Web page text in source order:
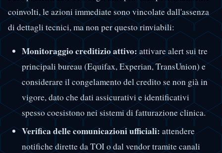
coinvolti, le azioni immediate sono vincolate dall'assenza
di dettagli tecnici, ma non per questo rinviabili:
Monitoraggio creditizio attivo: attivare alert sui tre
principali bureau (Equifax, Experian, TransUnion) e
considerare il congelamento del credito se non già in
vigore, dato che dati assicurativi e identificativi
spesso coesistono nei sistemi di fatturazione clinica.
Verifica delle comunicazioni ufficiali:attendere
notifiche dirette da TOI o dal vendor tramite canali